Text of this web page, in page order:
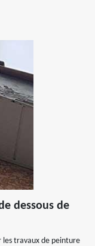
dessous de
travaux de peinture